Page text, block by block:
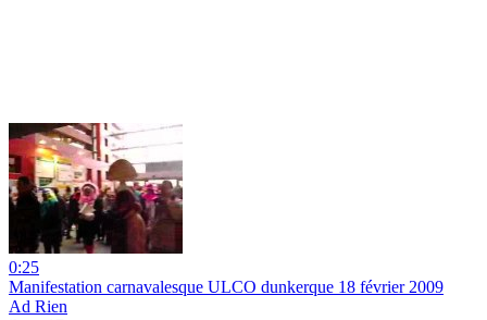
0:25
Manifestation carnavalesque ULCO dunkerque 18 février 2009
Ad Rien